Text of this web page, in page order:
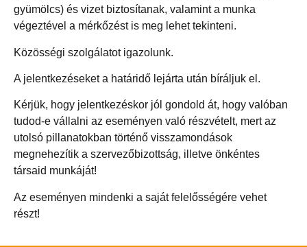
gyümölcs) és vizet biztosítanak, valamint a munka
végeztével a mérkőzést is meg lehet tekinteni.
Közösségi szolgálatot igazolunk.
A jelentkezéseket a határidő lejárta után bíráljuk el.
Kérjük, hogy jelentkezéskor jól gondold át, hogy valóban
tudod-e vállalni az eseményen való részvételt, mert az
utolsó pillanatokban történő visszamondások
megnehezítik a szervezőbizottság, illetve önkéntes
társaid munkáját!
Az eseményen mindenki a saját felelősségére vehet
részt!